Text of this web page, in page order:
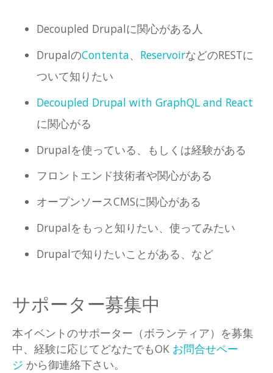
Decoupled Drupalに関心がある人
DrupalのContenta、 ReservoirなどのRESTに
ついて知りたい
Decoupled Drupal with GraphQL and React
に関心がる
Drupalを使っている、もしくは経験がある
フロントエンド技術者や関心がある
オープンソースCMSに関心がある
Drupalをもっと知りたい、使ってみたい
Drupalで知りたいことがある、など
サポーター募集中
本イベントのサポーター（ボランティア）を募集
中、経験に応じてどなたでもOK お問合せペー
ジ から御連絡下さい。